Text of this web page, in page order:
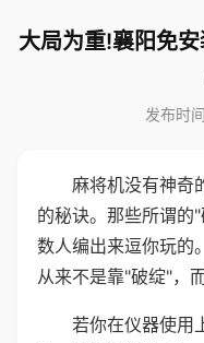
大局为重!襄阳免
发布时
麻将机没有神奇
的秘诀。那些所谓的
数人编出来逗你玩的
从来不是靠"破绽"，
若你在仪器使用